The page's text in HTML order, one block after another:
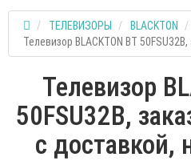
ТЕЛЕВИЗОРЫ
BLACKTON
Телевизор BLACKTON BT
Телевизор
50FSU32B,
с доставкой,